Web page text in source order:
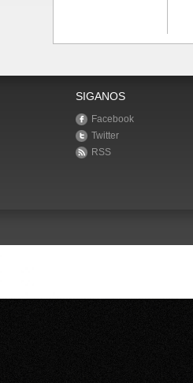
SIGANOS
Facebook
Twitter
RSS